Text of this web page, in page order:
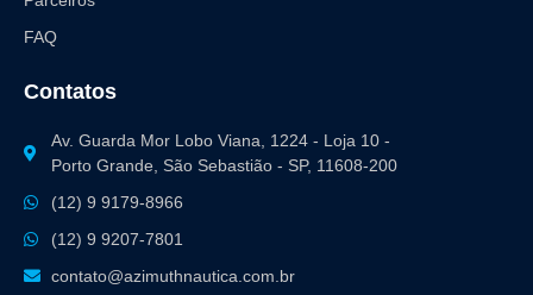
FAQ
Contatos
Av. Guarda Mor Lobo Viana, 1224 - Loja 10 -
Porto Grande, São Sebastião - SP, 11608-200
(12) 9 9179-8966
(12) 9 9207-7801
contato@azimuthnautica.com.br